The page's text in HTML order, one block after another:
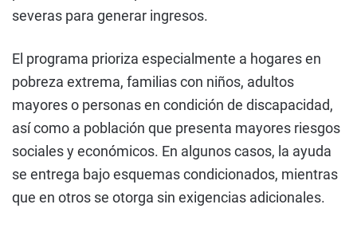
severas para generar ingresos.
El programa prioriza especialmente a hogares en
pobreza extrema, familias con niños, adultos
mayores o personas en condición de discapacidad,
así como a población que presenta mayores riesgos
sociales y económicos. En algunos casos, la ayuda
se entrega bajo esquemas condicionados, mientras
que en otros se otorga sin exigencias adicionales.